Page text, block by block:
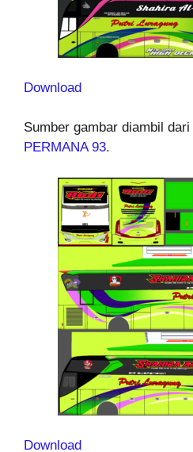
Download
Sumber gambar diambil dari
PERMANA 93.
Download